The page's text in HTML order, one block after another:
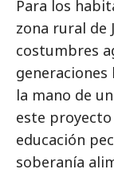
Para los
zona rural de
costumbres
la mano de
este
educación
soberanía